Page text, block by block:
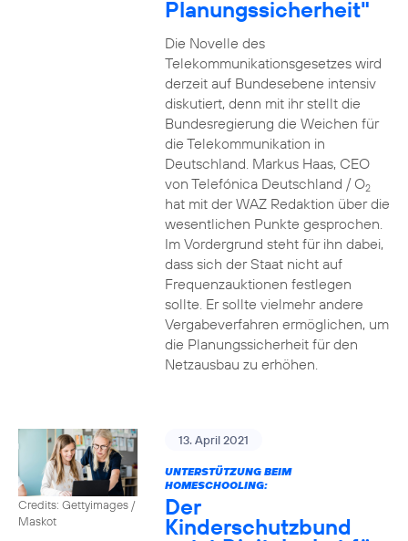
Planungssicherheit"
Die Novelle des
Telekommunikationsgesetzes wird
derzeit auf Bundesebene intensiv
diskutiert, denn mit ihr stellt die
Bundesregierung die Weichen für
die Telekommunikation in
Deutschland. Markus Haas, CEO
von Telefónica Deutschland / O2
hat mit der WAZ Redaktion über die
wesentlichen Punkte gesprochen.
Im Vordergrund steht für ihn dabei,
dass sich der Staat nicht auf
Frequenzauktionen festlegen
sollte. Er sollte vielmehr andere
Vergabeverfahren ermöglichen, um
die Planungssicherheit für den
Netzausbau zu erhöhen.
Credits: Gettyimages /
Maskot
13. April 2021
UNTERSTÜTZUNG BEIM
HOMESCHOOLING:
Der
Kinderschutzbund